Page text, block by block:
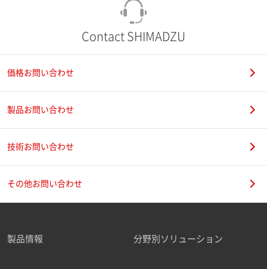
ご勤務先
Contact SHIMADZU
価格お問い合わせ
製品お問い合わせ
技術お問い合わせ
その他お問い合わせ
製品情報 分野別ソリューション